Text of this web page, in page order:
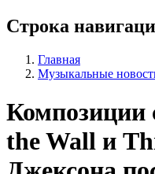
Строка
Главная
Музыкальные
Композиции
the Wall и